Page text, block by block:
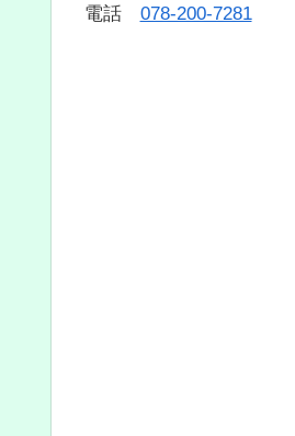
電話 078-200-7281